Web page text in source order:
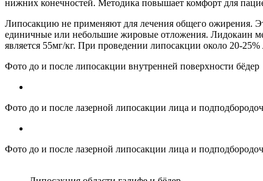
нижних конечностей. Методика повышает комфорт для
Липосакцию не применяют для лечения общего ожирения.
единичные или небольшие жировые отложения. Лидокаин
является 55мг/кг. При проведении липосакции около 20-
Фото до и после липосакции внутренней поверхности бёдер
Фото до и после лазерной липосакции лица и
Фото до и после лазерной липосакции лица и